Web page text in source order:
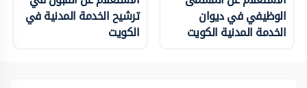
الوظيفي في ديوان
الخدمة المدنية الكويت
ترشيح الخدمة المدنية في
الكويت